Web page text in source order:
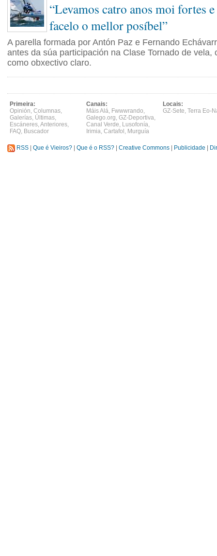
“Levamos catro anos moi fortes
facelo o mellor posíbel”
A parella formada por Antón Paz e Fernando
antes da súa participación na Clase Tornado de vela,
como obxectivo claro.
Primeira:
Opinión, Columnas,
Galerías, Últimas,
Escáneres,Anteriores,
FAQ, Buscador
Canais:
Máis Alá, Fwwwrando,
Galego.org, GZ-Deportiva,
Canal Verde, Lusofonía,
Irimia, Cartafol , Murguía
Locais:
GZ-Sete, Terra Eo-
RSS Que é Vieiros? Que é o RSS? Creative Commons Publicidade